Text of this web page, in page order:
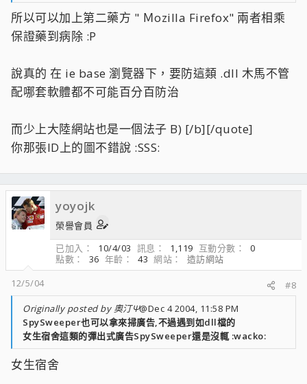
所以可以加上第二藥方 " Ｍozilla Firefox" 兩者相乘
保證藥到病除 :P
說真的 在 ie base 瀏覽器下，要防這類 .dll 木馬不管
配哪套軟體都不可能百分百防治
而少上大陸網站也是一個法子 B) [/b][/quote]
你那張ID上的圖不錯說 :SSS:
yoyojk
榮譽會員
已加入
10/4/03 訊息 1,119 互動分數
0
點數
36 年齡 43 網站
造訪網站
12/5/04
#8
Originally posted by 奧汀Ψ@Dec 4 2004, 11:58 PM
SpySweeper也可以拿來掃廣告,不過遇到如dll檔的
女生宿舍這類的彈出式廣告SpySweeper還是沒輒 :wacko:
女生宿舍